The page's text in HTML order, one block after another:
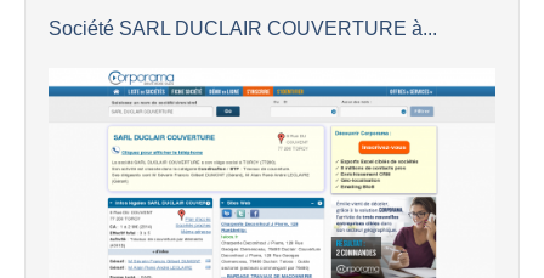
Société SARL DUCLAIR COUVERTURE à...